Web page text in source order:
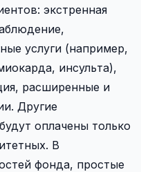
экстренная
услуги (например,
инсульта),
расширенные и
Другие
оплачены только
В
фонда, простые